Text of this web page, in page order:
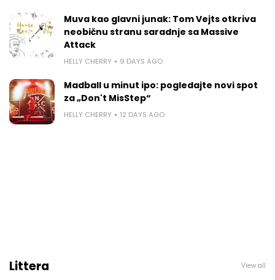
Muva kao glavni junak: Tom Vejts otkriva
neobičnu stranu saradnje sa Massive
Attack
HELLY CHERRY 9 DAYS AGO
Madball u minut ipo: pogledajte novi spot
za „Don't MisStep“
HELLY CHERRY 12 DAYS AGO
Littera View all